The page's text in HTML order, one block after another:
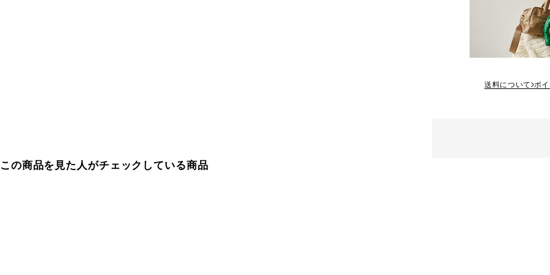
送料について ポ
この商品を見た人がチェックしている商品